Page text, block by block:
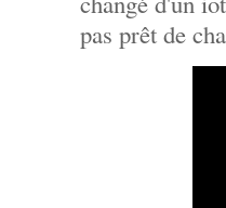
pas prêt de